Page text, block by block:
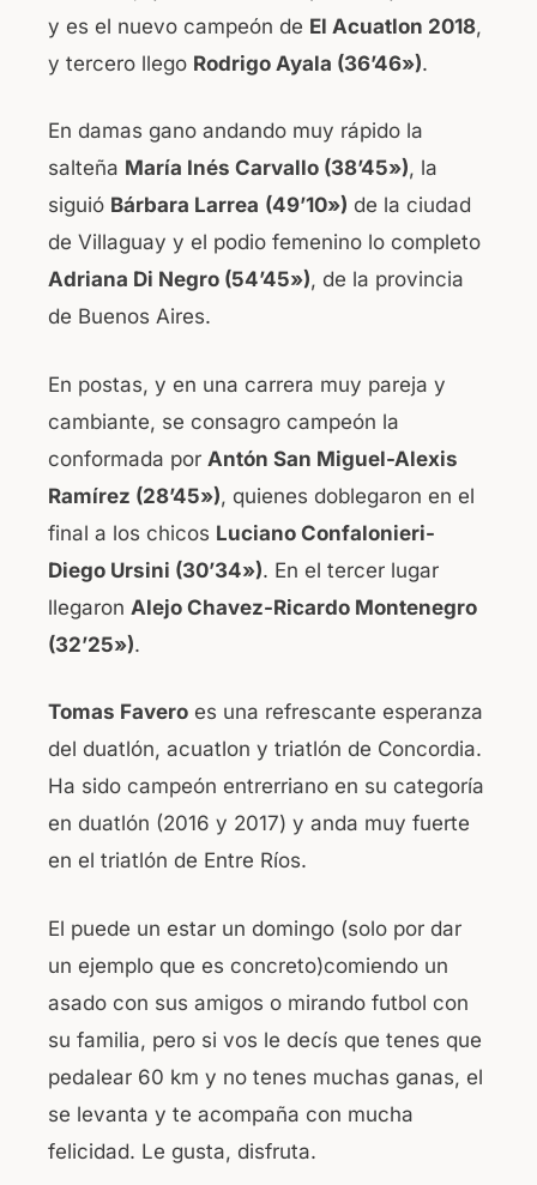
y es el nuevo campeón de El Acuatlon 2018,
y tercero llego Rodrigo Ayala (36’46»).
En damas gano andando muy rápido la
salteña María Inés Carvallo (38’45»), la
siguió Bárbara Larrea (49’10») de la ciudad
de Villaguay y el podio femenino lo completo
Adriana Di Negro (54’45»), de la provincia
de Buenos Aires.
En postas, y en una carrera muy pareja y
cambiante, se consagro campeón la
conformada por Antón San Miguel-Alexis
Ramírez (28’45»), quienes doblegaron en el
final a los chicos Luciano Confalonieri-
Diego Ursini (30’34»). En el tercer lugar
llegaron Alejo Chavez-Ricardo Montenegro
(32’25»).
Tomas Favero es una refrescante esperanza
del duatlón, acuatlon y triatlón de Concordia.
Ha sido campeón entrerriano en su categoría
en duatlón (2016 y 2017) y anda muy fuerte
en el triatlón de Entre Ríos.
El puede un estar un domingo (solo por dar
un ejemplo que es concreto)comiendo un
asado con sus amigos o mirando futbol con
su familia, pero si vos le decís que tenes que
pedalear 60 km y no tenes muchas ganas, el
se levanta y te acompaña con mucha
felicidad. Le gusta, disfruta.